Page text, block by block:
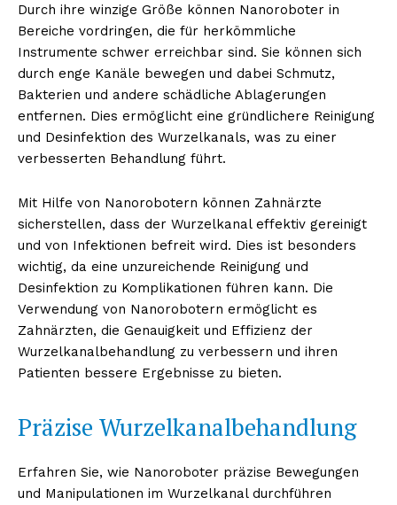
Durch ihre winzige Größe können Nanoroboter in
Bereiche vordringen, die für herkömmliche
Instrumente schwer erreichbar sind. Sie können sich
durch enge Kanäle bewegen und dabei Schmutz,
Bakterien und andere schädliche Ablagerungen
entfernen. Dies ermöglicht eine gründlichere Reinigung
und Desinfektion des Wurzelkanals, was zu einer
verbesserten Behandlung führt.
Mit Hilfe von Nanorobotern können Zahnärzte
sicherstellen, dass der Wurzelkanal effektiv gereinigt
und von Infektionen befreit wird. Dies ist besonders
wichtig, da eine unzureichende Reinigung und
Desinfektion zu Komplikationen führen kann. Die
Verwendung von Nanorobotern ermöglicht es
Zahnärzten, die Genauigkeit und Effizienz der
Wurzelkanalbehandlung zu verbessern und ihren
Patienten bessere Ergebnisse zu bieten.
Präzise Wurzelkanalbehandlung
Erfahren Sie, wie Nanoroboter präzise Bewegungen
und Manipulationen im Wurzelkanal durchführen